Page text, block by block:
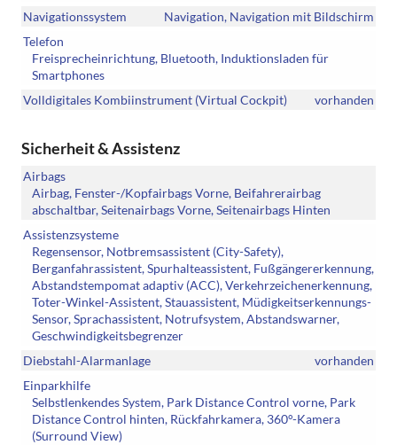
Navigationssystem
Navigation, Navigation mit Bildschirm
Telefon
Freisprecheinrichtung, Bluetooth, Induktionsladen für
Smartphones
Volldigitales Kombiinstrument (Virtual Cockpit)
vorhanden
Sicherheit & Assistenz
Airbags
Airbag, Fenster-/Kopfairbags Vorne, Beifahrerairbag
abschaltbar, Seitenairbags Vorne, Seitenairbags Hinten
Assistenzsysteme
Regensensor, Notbremsassistent (City-Safety),
Berganfahrassistent, Spurhalteassistent, Fußgängererkennung,
Abstandstempomat adaptiv (ACC), Verkehrzeichenerkennung,
Toter-Winkel-Assistent, Stauassistent, Müdigkeitserkennungs-
Sensor, Sprachassistent, Notrufsystem, Abstandswarner,
Geschwindigkeitsbegrenzer
Diebstahl-Alarmanlage
vorhanden
Einparkhilfe
Selbstlenkendes System, Park Distance Control vorne, Park
Distance Control hinten, Rückfahrkamera, 360°-Kamera
(Surround View)